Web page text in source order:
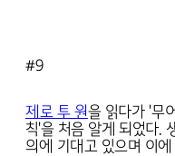
#9
제로 투 원을 읽다가 '무
칙'을 처음 알게 되었다.
의에 기대고 있으며 이